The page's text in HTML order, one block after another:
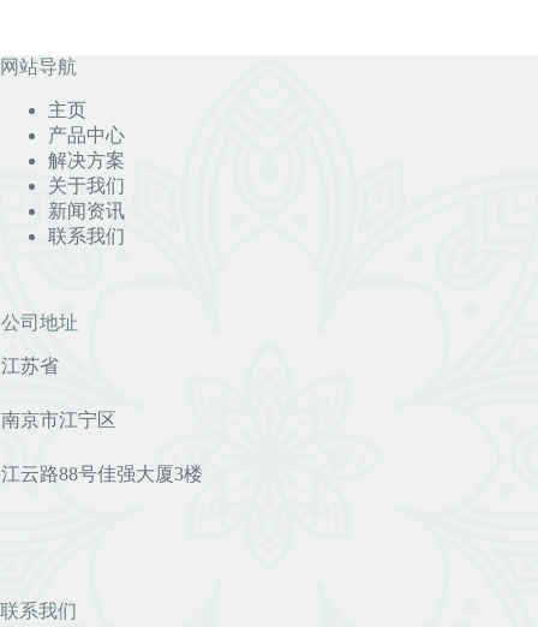
网站导航
主页
产品中心
解决方案
关于我们
新闻资讯
联系我们
公司地址
江苏省
南京市江宁区
江云路88号佳强大厦3楼
联系我们